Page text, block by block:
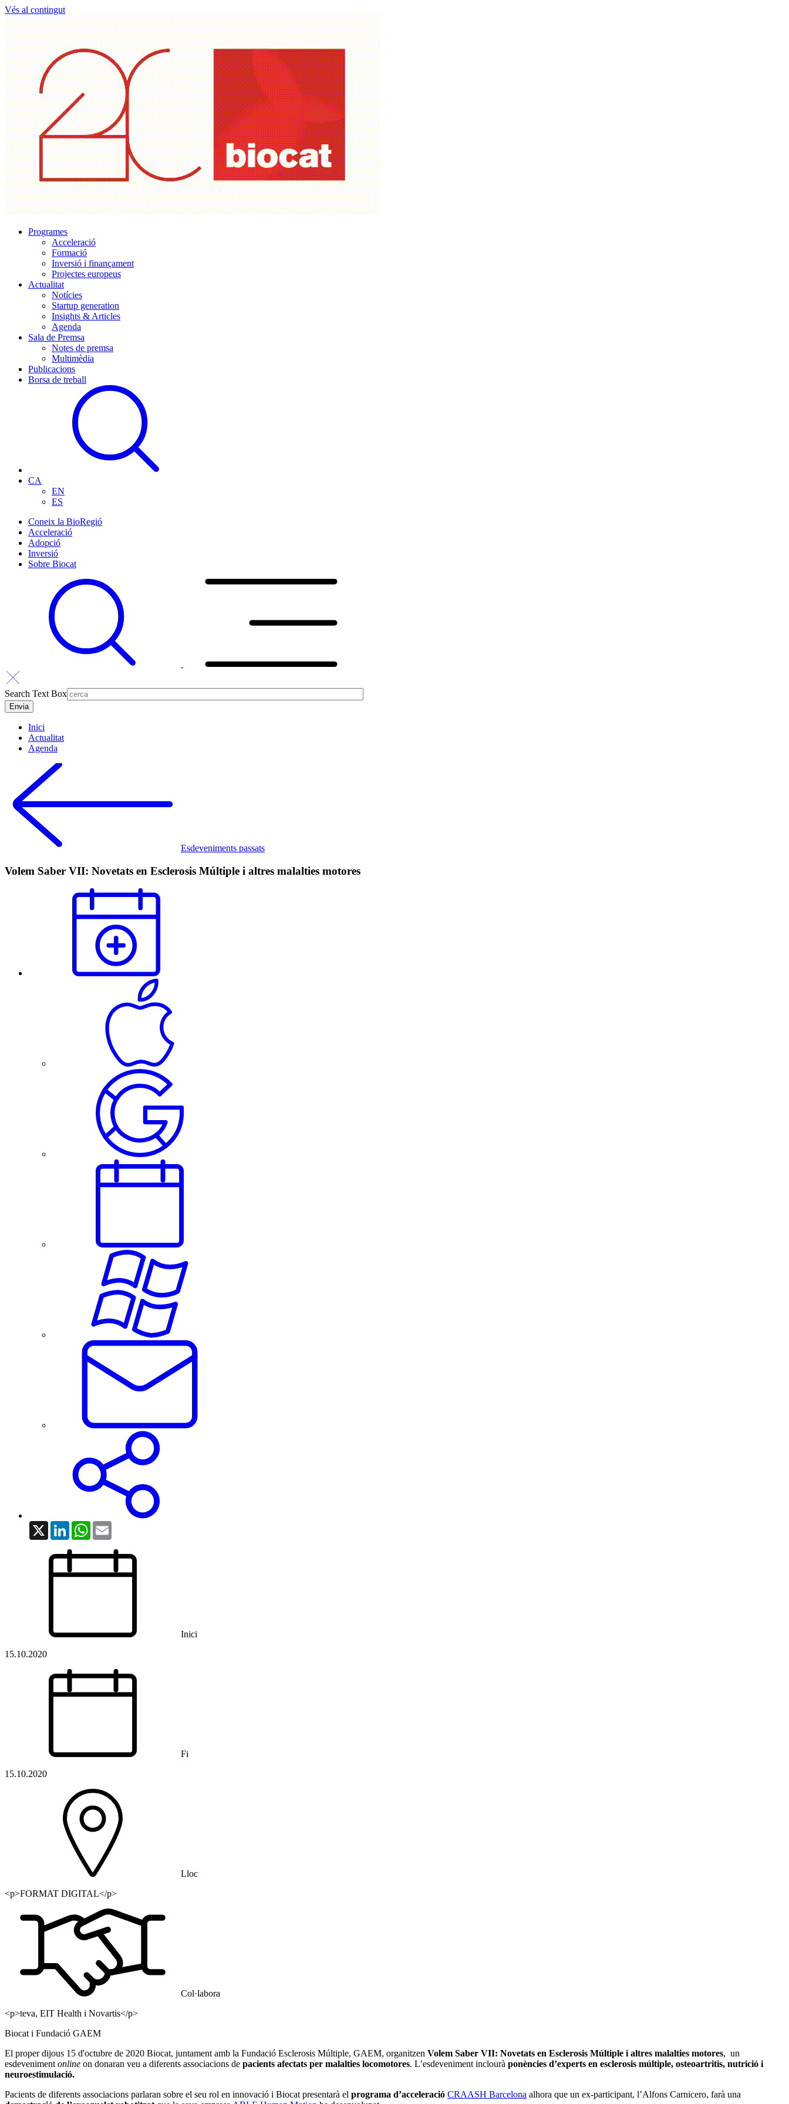
Vés al contingut
Programes
Acceleració
Formació
Inversió i finançament
Projectes europeus
Actualitat
Notícies
Startup generation
Insights & Articles
Agenda
Sala de Premsa
Notes de premsa
Multimèdia
Publicacions
Borsa de treball
CA
EN
ES
Coneix la BioRegió
Acceleració
Adopció
Inversió
Sobre Biocat
Search Text Box
Inici
Actualitat
Agenda
Esdeveniments passats
Volem Saber VII: Novetats en Esclerosis Múltiple i altres malalties motores
X LinkedInWhatsApp
Inici
15.10.2020
Fi
15.10.2020
Lloc
<p>FORMAT DIGITAL</p>
Col·labora
<p>teva, EIT Health i Novartis</p>
Biocat i Fundació GAEM
El proper dijous 15 d'octubre de 2020 Biocat, juntament amb la Fundació Esclerosis Múltiple, GAEM, organitzen Volem Saber VII: Novetats en Esclerosis Múltiple i altres malalties motores, un
esdevenimentonline on donaran veu a diferents associacions de pacients afectats per malalties locomotores. L’esdeveniment inclourà ponències d’experts en esclerosis múltiple, osteoartritis, nutrició i
neuroestimulació.
Pacients de diferents associacions parlaran sobre el seu rol en innovació i Biocat presentarà el programa d’acceleració CRAASH Barcelona alhora que un ex-participant, l’Alfons Carnicero, farà una